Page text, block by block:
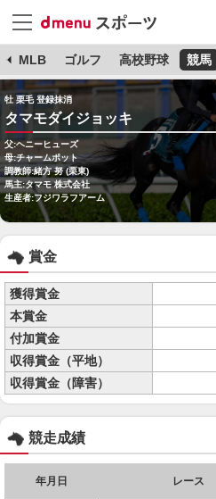
MLB ゴルフ 高校野球 競馬
牡 栗毛 登録抹消
タマモダイジョッキ
父:ヘニーヒューズ
母:チャームポット
調教師:緒方 努 (栗東)
馬主:タマモ 株式会社
生産者:フジワラフアーム
賞金
獲得賞金
本賞金
付加賞金
収得賞金（平地）
収得賞金（障害）
競走成績
年月日 レース